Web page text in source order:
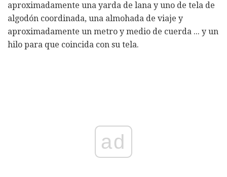
aproximadamente una yarda de lana y uno de tela de
algodón coordinada, una almohada de viaje y
aproximadamente un metro y medio de cuerda ... y un
hilo para que coincida con su tela.
ad